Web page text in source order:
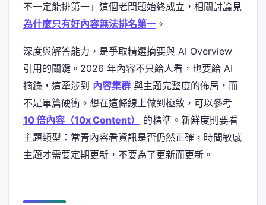
不一定能排第一」這個老問題始終成立，相關討論見
為什麼只有好內容無法排名第一 。
深度與解答能力，是爭取精選摘要與 AI Overview
引用的關鍵。2026 年內容不只給人看，也要給 AI
摘錄，這牽涉到 內容集群 與主題完整度的佈局，而
不是單篇硬衝。想在這條線上做到極致，可以參考
10 倍內容（10x Content）
的標準。新鮮度則要看
主題類型：常青內容看資訊是否仍然正確，時間敏感
主題才需要定期更新，不要為了更新而更新。